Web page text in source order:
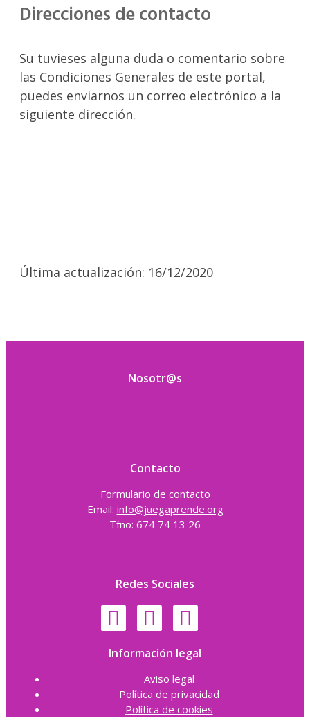
Direcciones de contacto
Su tuvieses alguna duda o comentario sobre
las Condiciones Generales de este portal,
puedes enviarnos un correo electrónico a la
siguiente dirección.
Última actualización: 16/12/2020
Nosotr@s
Contacto
Formulario de contacto
Email: info@juegaprende.org
Tfno: 674 74 13 26
Redes Sociales
Información legal
Aviso legal
Política de privacidad
Política de cookies